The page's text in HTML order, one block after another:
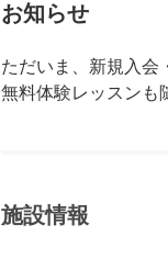
お知らせ
ただいま、新規入会
無料体験レッスンも
施設情報